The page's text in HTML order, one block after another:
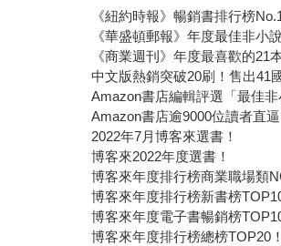
《紐約時報》暢銷書排行榜
《華盛頓郵報》年度最佳非小
《商業週刊》年度最喜歡的21
中文版熱銷突破20刷！售出41
Amazon書店編輯評選「最佳非
Amazon書店逾9000位讀者
2022年7月博客來選書！
博客來2022年度選書！
博客來年度排行榜商業職場類
博客來年度排行榜新書榜
博客來年度電子書暢銷榜
博客來年度排行榜總榜TOP20！